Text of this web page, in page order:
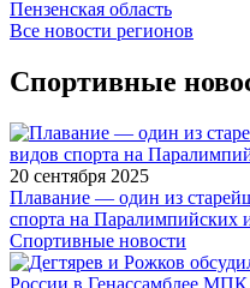
Пензенская область
Все новости регионов
Спортивные
20 сентября 2025
Плавание — один из
спорта на Паралимпийских
Спортивные новости